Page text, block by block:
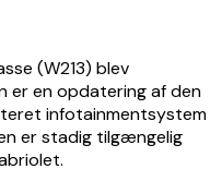
(W213) blev
er en opdatering af den
infotainmentsystem
er stadig tilgængelig